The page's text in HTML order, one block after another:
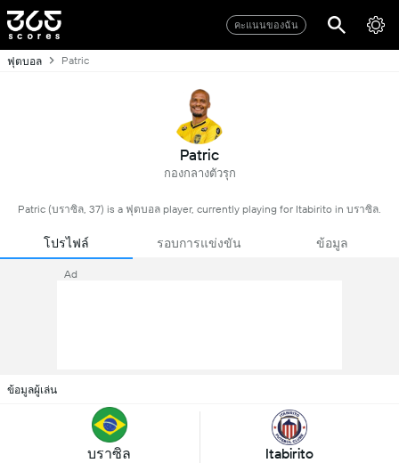
คะแนนของฉัน
ฟุตบอล Patric
Patric
กองกลางตัวรุก
Patric (บราซิล, 37) is a ฟุตบอล player, currently playing for Itabirito in บราซิล.
โปรไฟล์ รอบการแข่งขัน ข้อมูล
Ad
ข้อมูลผู้เล่น
บราซิล Itabirito